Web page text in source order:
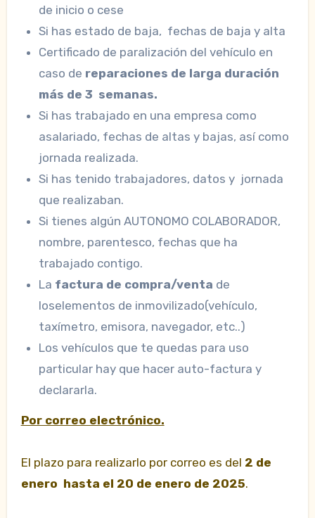
de inicio o cese
Si has estado de baja, fechas de baja y alta
Certificado de paralización del vehículo en
caso de reparaciones de larga duración
más de 3 semanas.
Si has trabajado en una empresa como
asalariado, fechas de altas y bajas, así como
jornada realizada.
Si has tenido trabajadores, datos y jornada
que realizaban.
Si tienes algún AUTONOMO COLABORADOR,
nombre, parentesco, fechas que ha
trabajado contigo.
La factura de compra/venta de
loselementos de inmovilizado(vehículo,
taxímetro, emisora, navegador, etc..)
Los vehículos que te quedas para uso
particular hay que hacer auto-factura y
declararla.
Por correo electrónico.
El plazo para realizarlo por correo es del 2 de
enero hasta el 20 de enero de 2025.